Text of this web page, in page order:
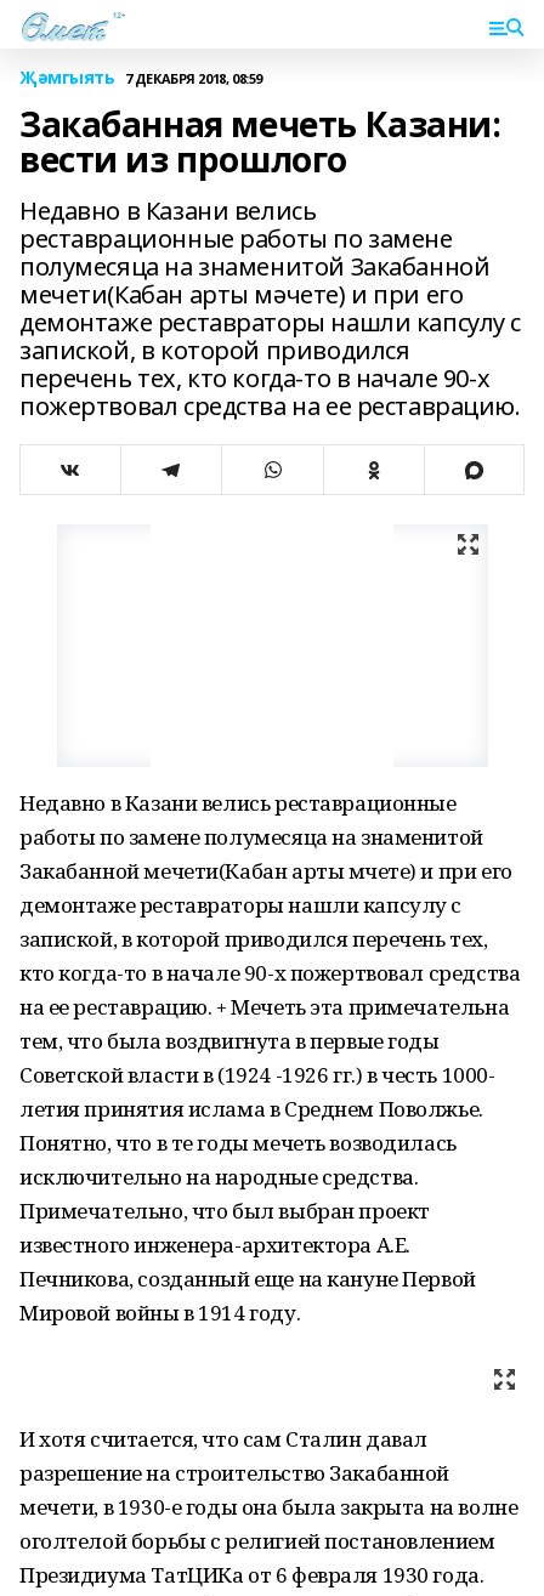
Җәмгыять 7 ДЕКАБРЯ 2018, 08:59
Закабанная мечеть Казани:
вести из прошлого
Недавно в Казани велись
реставрационные работы по замене
полумесяца на знаменитой Закабанной
мечети(Кабан арты мәчете) и при его
демонтаже реставраторы нашли капсулу с
запиской, в которой приводился
перечень тех, кто когда-то в начале 90-х
пожертвовал средства на ее реставрацию.
Недавно в Казани велись реставрационные
работы по замене полумесяца на знаменитой
Закабанной мечети(Кабан арты мәчете) и при его
демонтаже реставраторы нашли капсулу с
запиской, в которой приводился перечень тех,
кто когда-то в начале 90-х пожертвовал средства
на ее реставрацию. + Мечеть эта примечательна
тем, что была воздвигнута в первые годы
Советской власти в (1924 -1926 гг.) в честь 1000-
летия принятия ислама в Среднем Поволжье.
Понятно, что в те годы мечеть возводилась
исключительно на народные средства.
Примечательно, что был выбран проект
известного инженера-архитектора А.Е.
Печникова, созданный еще на кануне Первой
Мировой войны в 1914 году.
И хотя считается, что сам Сталин давал
разрешение на строительство Закабанной
мечети, в 1930-е годы она была закрыта на волне
оголтелой борьбы с религией постановлением
Президиума ТатЦИКа от 6 февраля 1930 года.